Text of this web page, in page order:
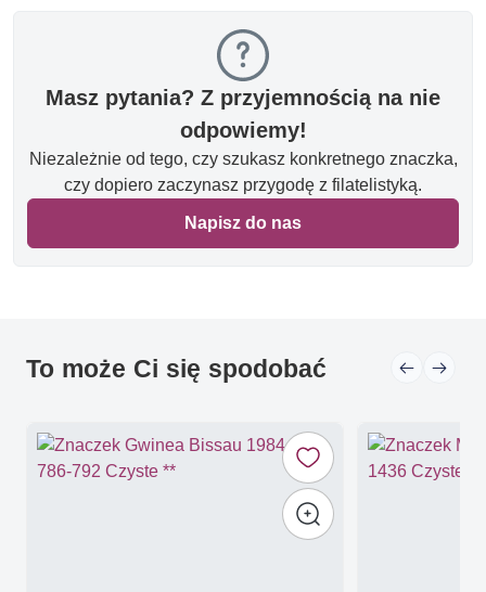
Masz pytania? Z przyjemnością na nie
odpowiemy!
Niezależnie od tego, czy szukasz konkretnego znaczka,
czy dopiero zaczynasz przygodę z filatelistyką.
Napisz do nas
To może Ci się spodobać